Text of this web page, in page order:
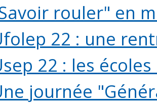
rouler" en
22 : une
22 : les
journée